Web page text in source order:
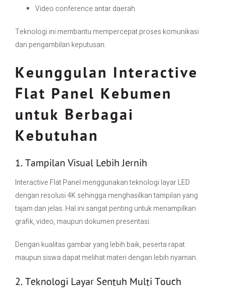
Video conference antar daerah
Teknologi ini membantu mempercepat proses komunikasi
dan pengambilan keputusan.
Keunggulan Interactive
Flat Panel Kebumen
untuk Berbagai
Kebutuhan
1. Tampilan Visual Lebih Jernih
Interactive Flat Panel menggunakan teknologi layar LED
dengan resolusi 4K sehingga menghasilkan tampilan yang
tajam dan jelas. Hal ini sangat penting untuk menampilkan
grafik, video, maupun dokumen presentasi.
Dengan kualitas gambar yang lebih baik, peserta rapat
maupun siswa dapat melihat materi dengan lebih nyaman.
2. Teknologi Layar Sentuh Multi Touch